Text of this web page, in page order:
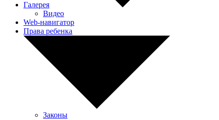
Галерея
Видео
Web-навигатор
Права ребенка
Законы